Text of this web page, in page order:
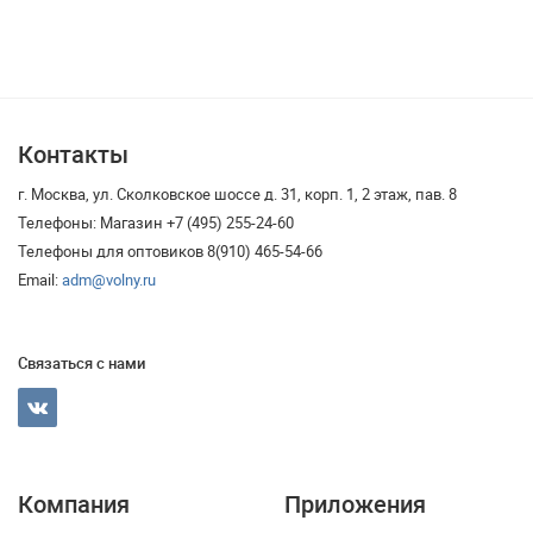
Контакты
г. Москва, ул. Сколковское шоссе д. 31, корп. 1, 2 этаж, пав. 8
Телефоны: Магазин +7 (495) 255-24-60
Телефоны для оптовиков 8(910) 465-54-66
Email:adm@volny.ru
Связаться с нами
Компания Приложения